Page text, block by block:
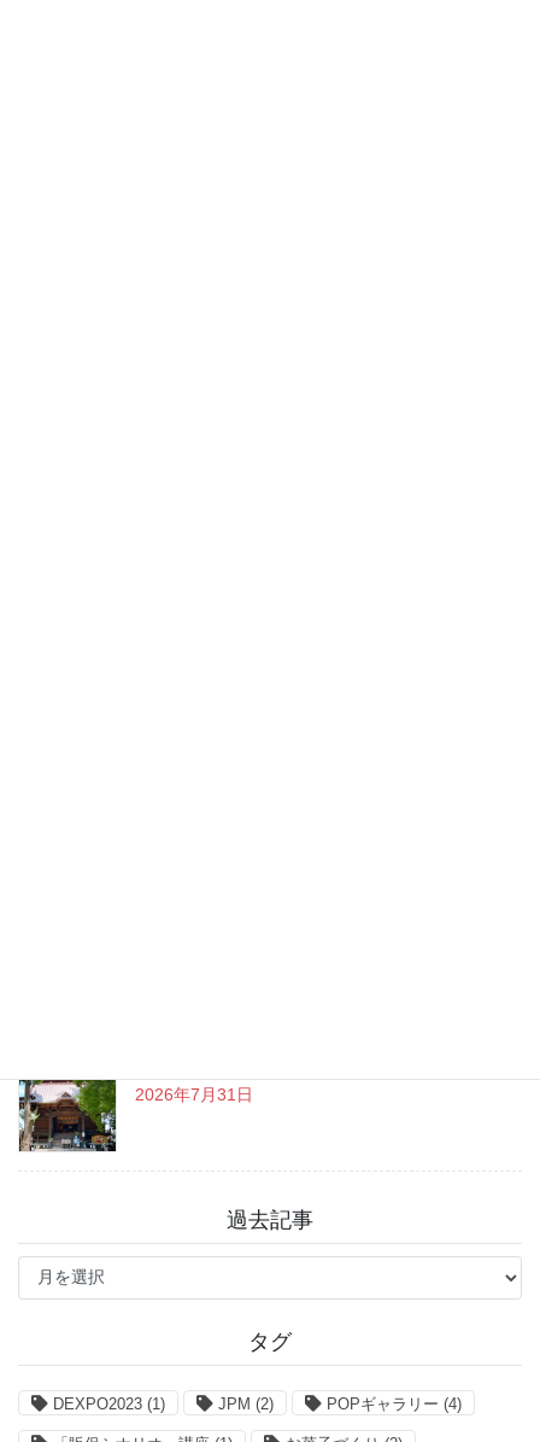
2026年7月31日
過去記事
過
記
タグ
DEXPO2023 (1) JPM (2) POPギャラリー (4)